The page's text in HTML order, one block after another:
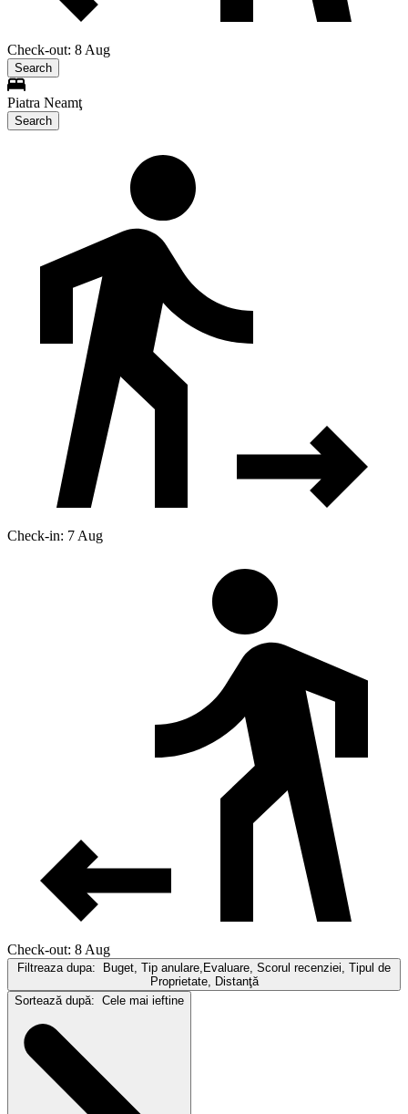
Check-out: 8 Aug
Search
Piatra Neamţ
Search
Check-in: 7 Aug
Check-out: 8 Aug
Filtreaza dupa:
Buget, Tip anulare,Evaluare, Scorul recenziei, Tipul de
Proprietate, Distanţă
Sortează după: Cele mai ieftine